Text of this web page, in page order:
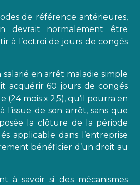
de référence antérieures,
devrait normalement être
à l’octroi de jours de congés
en arrêt maladie simple
acquérir 60 jours de congés
(24 mois x 2,5), qu’il pourra en
l’issue de son arrêt, sans que
la clôture de la période
applicable dans l’entreprise
bénéficier d’un droit au
à savoir si des mécanismes